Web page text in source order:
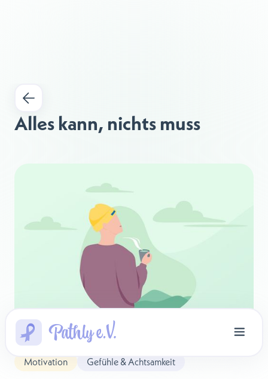
Alles kann, nichts muss
Motivation Gefühle & Achtsamkeit